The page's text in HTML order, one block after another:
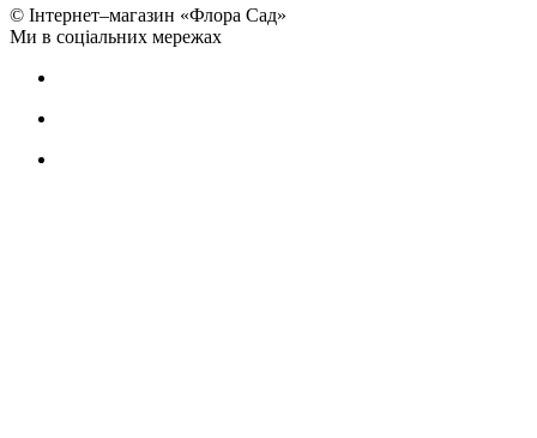
© Інтернет–магазин «Флора Сад»
Ми в соціальних мережах